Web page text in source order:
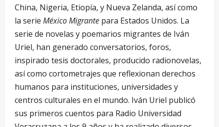
China, Nigeria, Etiopía, y Nueva Zelanda, así como
la serie México Migrante para Estados Unidos. La
serie de novelas y poemarios migrantes de Iván
Uriel, han generado conversatorios, foros,
inspirado tesis doctorales, producido radionovelas,
así como cortometrajes que reflexionan derechos
humanos para instituciones, universidades y
centros culturales en el mundo. Iván Uriel publicó
sus primeros cuentos para Radio Universidad